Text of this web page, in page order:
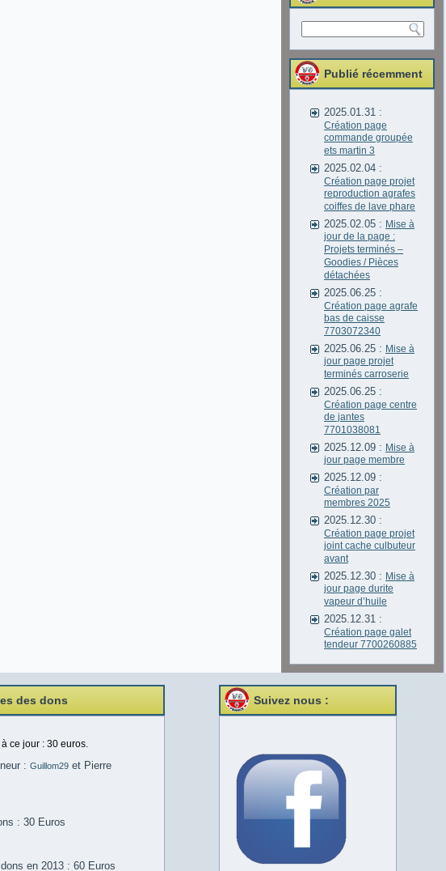
Publié récemment
2025.01.31 :
Création page
commande groupée
ets martin 3
2025.02.04 :
Création page projet
reproduction agrafes
coiffes de lave phare
2025.02.05 : Mise à
jour de la page :
Projets terminés –
Goodies / Pièces
détachées
2025.06.25 :
Création page agrafe
bas de caisse
7703072340
2025.06.25 : Mise à
jour page projet
terminés carroserie
2025.06.25 :
Création page centre
de jantes
7701038081
2025.12.09 : Mise à
jour page membre
2025.12.09 :
Création par
membres 2025
2025.12.30 :
Création page projet
joint cache culbuteur
avant
2025.12.30 : Mise à
jour page durite
vapeur d’huile
2025.12.31 :
Création page galet
tendeur 7700260885
des dons
ce jour : 30 euros.
: Guillom29 et Pierre
: 30 Euros
en 2013 : 60 Euros
Suivez nous :